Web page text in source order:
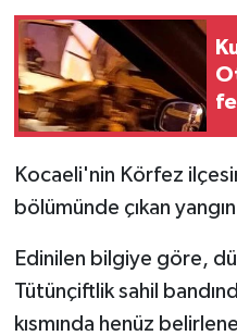
Kocaeli'nin Körfez
bölümünde çıkan
Edinilen bilgiye göre,
Tütünçiftlik sahil
kısmında henüz